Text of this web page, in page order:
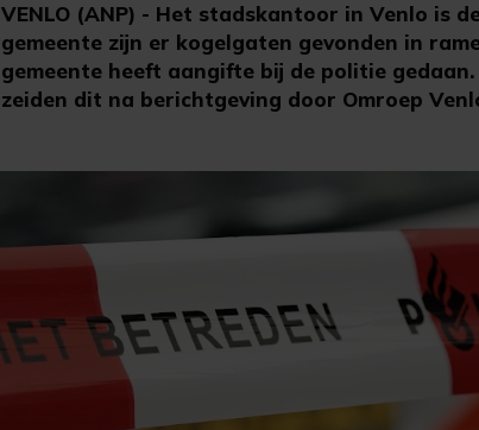
VENLO (ANP) - Het stadskantoor in Venlo is
gemeente zijn er kogelgaten gevonden in
gemeente heeft aangifte bij de politie
zeiden dit na berichtgeving door Omroep